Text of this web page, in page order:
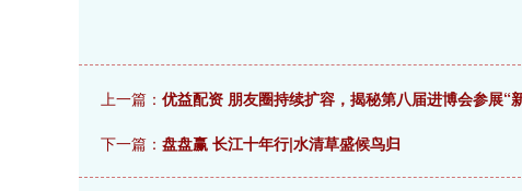
上一篇： 优益配资 朋友圈持续扩容，揭秘第八届进博会参展“
下一篇： 盘盘赢 长江十年行|水清草盛候鸟归